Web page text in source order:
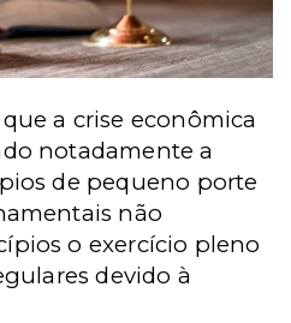
a crise econômica
notadamente a
de pequeno porte
não
o exercício pleno
devido à